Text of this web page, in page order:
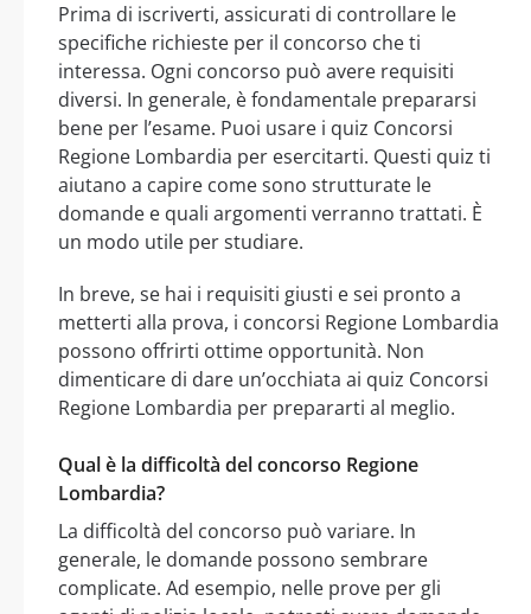
Prima di iscriverti, assicurati di controllare le
specifiche richieste per il concorso che ti
interessa. Ogni concorso può avere requisiti
diversi. In generale, è fondamentale prepararsi
bene per l’esame. Puoi usare i quiz Concorsi
Regione Lombardia per esercitarti. Questi quiz ti
aiutano a capire come sono strutturate le
domande e quali argomenti verranno trattati. È
un modo utile per studiare.
In breve, se hai i requisiti giusti e sei pronto a
metterti alla prova, i concorsi Regione Lombardia
possono offrirti ottime opportunità. Non
dimenticare di dare un’occhiata ai quiz Concorsi
Regione Lombardia per prepararti al meglio.
Qual è la difficoltà del concorso Regione
Lombardia?
La difficoltà del concorso può variare. In
generale, le domande possono sembrare
complicate. Ad esempio, nelle prove per gli